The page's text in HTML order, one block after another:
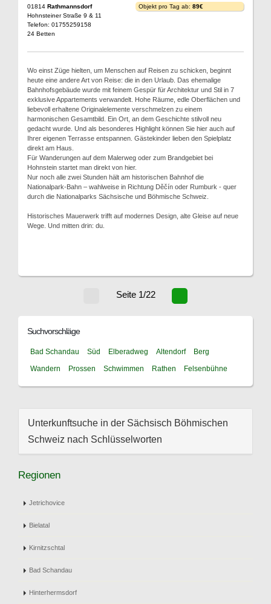
01814 Rathmannsdorf
Hohnsteiner Straße 9 & 11
Telefon: 01755259158
24 Betten
Objekt pro Tag ab: 89€
Wo einst Züge hielten, um Menschen auf Reisen zu schicken, beginnt
heute eine andere Art von Reise: die in den Urlaub. Das ehemalige
Bahnhofsgebäude wurde mit feinem Gespür für Architektur und Stil in 7
exklusive Appartements verwandelt. Hohe Räume, edle Oberflächen und
liebevoll erhaltene Originalelemente verschmelzen zu einem
harmonischen Gesamtbild. Ein Ort, an dem Geschichte stilvoll neu
gedacht wurde. Und als besonderes Highlight können Sie hier auch auf
Ihrer eigenen Terrasse entspannen. Gästekinder lieben den Spielplatz
direkt am Haus.
Für Wanderungen auf dem Malerweg oder zum Brandgebiet bei
Hohnstein startet man direkt von hier.
Nur noch alle zwei Stunden hält am historischen Bahnhof die
Nationalpark-Bahn – wahlweise in Richtung Děčín oder Rumburk - quer
durch die Nationalparks Sächsische und Böhmische Schweiz.
Historisches Mauerwerk trifft auf modernes Design, alte Gleise auf neue
Wege. Und mitten drin: du.
Seite 1/22
Suchvorschläge
Bad Schandau Süd Elberadweg Altendorf
Berg
Wandern
Prossen Schwimmen Rathen Felsenbühne
Unterkunftsuche in der Sächsisch Böhmischen
Schweiz nach Schlüsselworten
Regionen
Jetrichovice
Bielatal
Kirnitzschtal
Bad Schandau
Hinterhermsdorf